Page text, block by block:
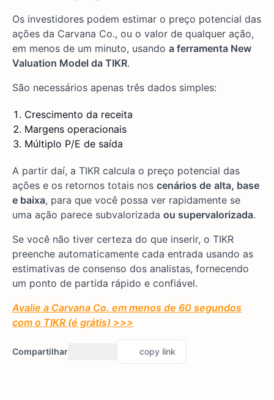
Os investidores podem estimar o preço potencial das
ações da Carvana Co., ou o valor de qualquer ação,
em menos de um minuto, usando a ferramenta New
Valuation Model da TIKR.
São necessários apenas três dados simples:
Crescimento da receita
Margens operacionais
Múltiplo P/E de saída
A partir daí, a TIKR calcula o preço potencial das
ações e os retornos totais nos cenários de alta, base
e baixa, para que você possa ver rapidamente se
uma ação parece subvalorizada ou supervalorizada.
Se você não tiver certeza do que inserir, o TIKR
preenche automaticamente cada entrada usando as
estimativas de consenso dos analistas, fornecendo
um ponto de partida rápido e confiável.
Avalie a Carvana Co. em menos de 60 segundos
com o TIKR (é grátis) >>>
Compartilhar copy link